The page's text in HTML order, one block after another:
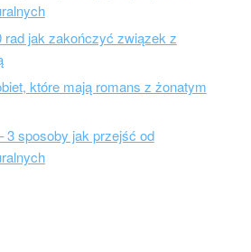
rad jak zakończyć związek z
które mają romans z żonatym
3 sposoby jak przejść od